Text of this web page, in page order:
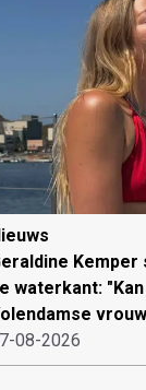
Kemper
waterkant:
08-2026